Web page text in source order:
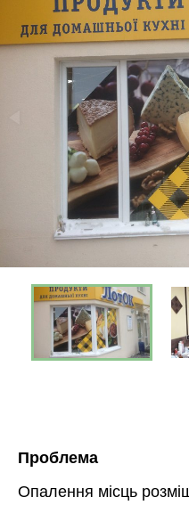
Проблема
Опалення місць